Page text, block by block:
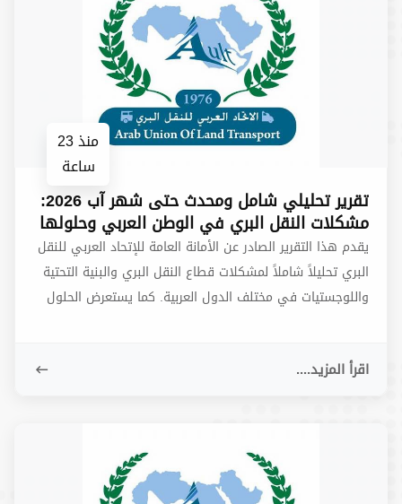
منذ 23
ساعة
تقرير تحليلي شامل ومحدث حتى شهر آب 2026:
مشكلات النقل البري في الوطن العربي وحلولها
العملية
يقدم هذا التقرير الصادر عن الأمانة العامة للإتحاد العربي للنقل
البري تحليلاً شاملاً لمشكلات قطاع النقل البري والبنية التحتية
واللوجستيات في مختلف الدول العربية. كما يستعرض الحلول
الرقمي والجمردكي، وتسهيل حركة النقل العابر للحدود.
اقرأ المزيد....